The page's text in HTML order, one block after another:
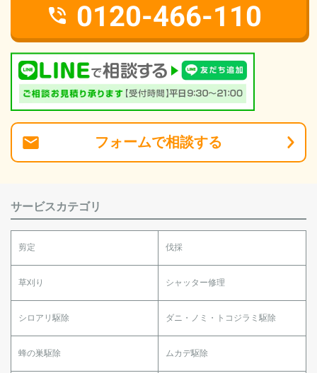
0120-466-110
フォームで相談する
サービスカテゴリ
剪定 伐採
草刈り シャッター修理
シロアリ駆除 ダニ・ノミ・トコジラミ駆除
蜂の巣駆除 ムカデ駆除